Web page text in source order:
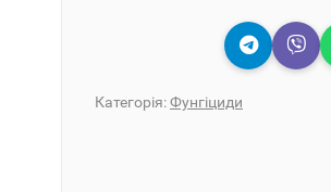
Категорія:Фунгіциди